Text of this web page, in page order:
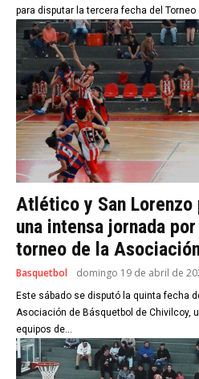
para disputar la tercera fecha del
Atlético y San Lorenzo
una intensa jornada
torneo de la
Basquetbol domingo 19 de abril de
Este sábado se disputó la quinta fecha
Asociación de Básquetbol de Chivilcoy,
equipos de...